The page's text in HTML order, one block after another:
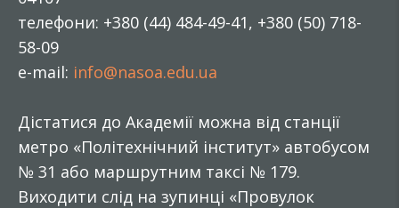
телефони: +380 (44) 484-49-41, +380 (50) 718-
58-09
e-mail: info@nasoa.edu.ua
Дістатися до Академії можна від станції
метро «Політехнічний інститут» автобусом
№ 31 або маршрутним таксі № 179.
Виходити слід на зупинці «Провулок